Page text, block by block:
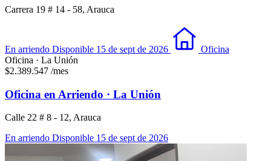
Carrera 19 # 14 - 58, Arauca
En arriendo Disponible 15 de sept de 2026
Oficina
Oficina · La Unión
$2.389.547 /mes
Oficina en Arriendo · La Unión
Calle 22 # 8 - 12, Arauca
En arriendo Disponible 15 de sept de 2026